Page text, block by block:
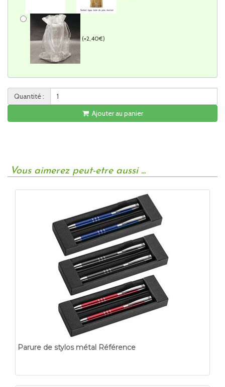
(+2,40€)
Quantité :
Ajouter au panier
Vous aimerez peut-etre aussi ...
Parure de stylos métal Référence